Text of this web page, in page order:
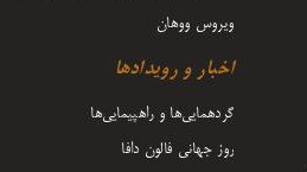
ویروس ووهان
اخبار و رویدادها
گردهمایی‌ها و راهپیمایی‌ها
روز جهانی فالون دافا